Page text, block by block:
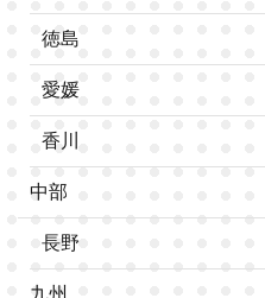
徳島
愛媛
香川
中部
長野
九州